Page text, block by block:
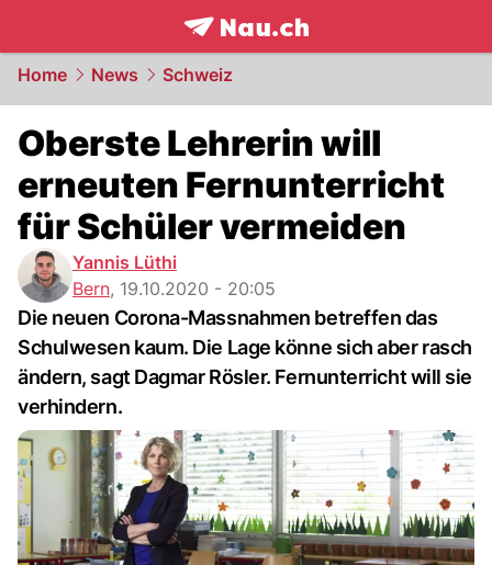
frontpage.NAU.ch
Home News Schweiz
Oberste Lehrerin will
erneuten Fernunterricht
für Schüler vermeiden
Yannis Lüthi
Bern, 19.10.2020 - 20:05
Die neuen Corona-Massnahmen betreffen das
Schulwesen kaum. Die Lage könne sich aber rasch
ändern, sagt Dagmar Rösler. Fernunterricht will sie
verhindern.